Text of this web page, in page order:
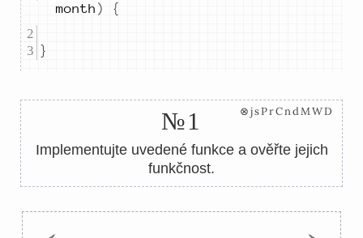
month ) {
}
№1 ⊗jsPrCndMWD
Implementujte uvedené funkce a ověřte jejich
funkčnost.